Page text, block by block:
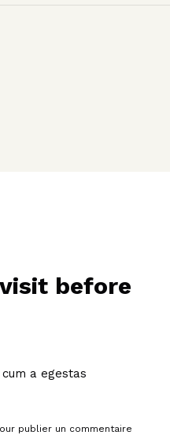
before
a egestas
publier un commentaire